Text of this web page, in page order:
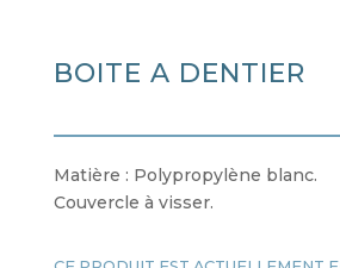
BOITE A DENTIER
Matière : Polypropylène blanc.
Couvercle à visser.